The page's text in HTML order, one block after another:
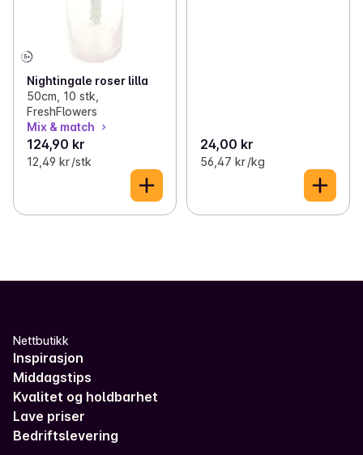
Nightingale roser lilla
50cm, 10 stk,
FreshFlowers
Mix & match
124,90 kr
12,49 kr /stk
24,00 kr
56,47 kr /kg
Nettbutikk
Inspirasjon
Middagstips
Kvalitet og holdbarhet
Lave priser
Bedriftslevering